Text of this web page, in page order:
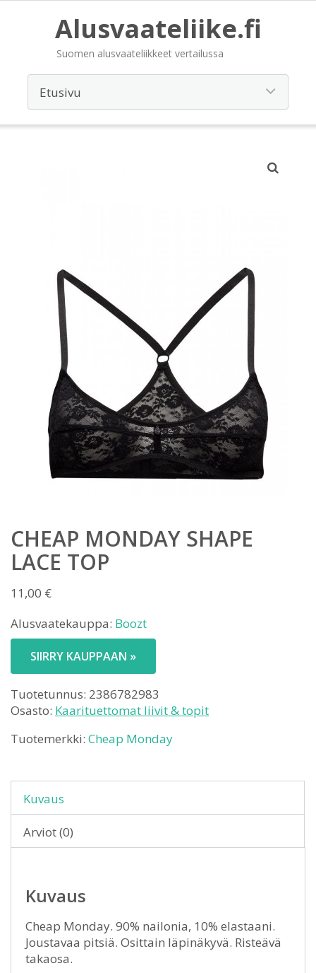
Alusvaateliike.fi
Suomen alusvaateliikkeet vertailussa
CHEAP MONDAY SHAPE
LACE TOP
11,00 €
Alusvaatekauppa: Boozt
SIIRRY KAUPPAAN »
Tuotetunnus: 2386782983
Osasto: Kaarituettomat liivit & topit
Tuotemerkki: Cheap Monday
Kuvaus
Arviot (0)
Kuvaus
Cheap Monday. 90% nailonia, 10% elastaani.
Joustavaa pitsiä. Osittain läpinäkyvä. Risteävä
takaosa.